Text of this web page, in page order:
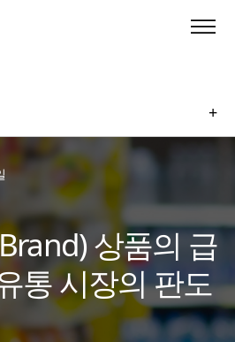
+
상품의 급
통 시장의 판도